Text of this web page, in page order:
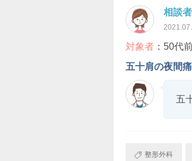
相談者
対象者 ：50代
五十肩の夜間痛
五
整形外科